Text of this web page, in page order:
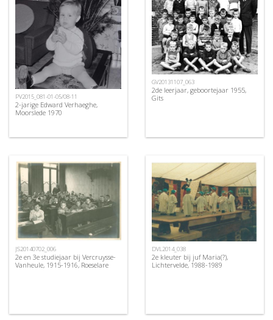
PV2015_081-01-05/08-11
2-jarige Edward Verhaeghe,
Moorslede 1970
GV20131107_063
2de leerjaar, geboortejaar 1955,
Gits
JS20140702_006
2e en 3e studiejaar bij Vercruysse-
Vanheule, 1915-1916, Roeselare
DVL2014_038
2e kleuter bij juf Maria(?),
Lichtervelde, 1988-1989